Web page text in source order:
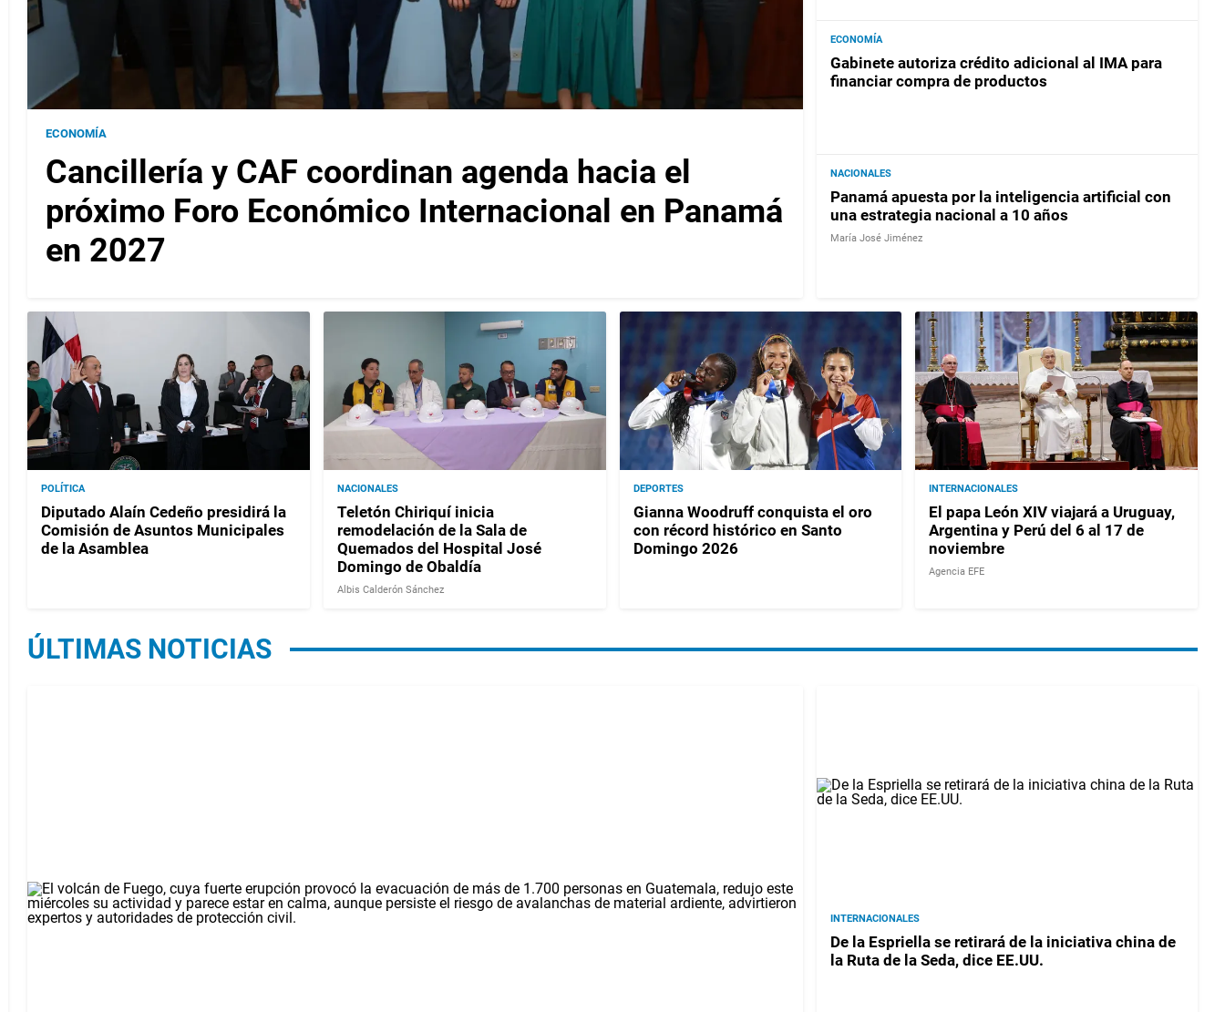
ECONOMÍA
Cancillería y CAF coordinan agenda hacia el
próximo Foro Económico Internacional en Panamá
en 2027
ECONOMÍA
Gabinete autoriza crédito adicional al IMA para
financiar compra de productos
NACIONALES
Panamá apuesta por la inteligencia artificial con
una estrategia nacional a 10 años
María José Jiménez
POLÍTICA
Diputado Alaín Cedeño presidirá la
Comisión de Asuntos Municipales
de la Asamblea
NACIONALES
Teletón Chiriquí inicia
remodelación de la Sala de
Quemados del Hospital José
Domingo de Obaldía
Albis Calderón Sánchez
DEPORTES
Gianna Woodruff conquista el oro
con récord histórico en Santo
Domingo 2026
INTERNACIONALES
El papa León XIV viajará a Uruguay,
Argentina y Perú del 6 al 17 de
noviembre
Agencia EFE
ÚLTIMAS NOTICIAS
INTERNACIONALES
De la Espriella se retirará de la iniciativa china de
la Ruta de la Seda, dice EE.UU.